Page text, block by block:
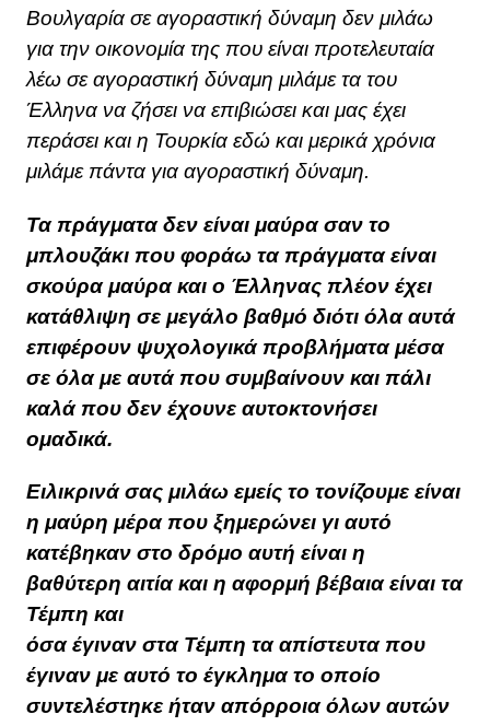
Βουλγαρία σε αγοραστική δύναμη δεν μιλάω
για την οικονομία της που είναι προτελευταία
λέω σε αγοραστική δύναμη μιλάμε τα του
Έλληνα να ζήσει να επιβιώσει και μας έχει
περάσει και η Τουρκία εδώ και μερικά χρόνια
μιλάμε πάντα για αγοραστική δύναμη.
Τα πράγματα δεν είναι μαύρα σαν το
μπλουζάκι που φοράω τα πράγματα είναι
σκούρα μαύρα και ο Έλληνας πλέον έχει
κατάθλιψη σε μεγάλο βαθμό διότι όλα αυτά
επιφέρουν ψυχολογικά προβλήματα μέσα
σε όλα με αυτά που συμβαίνουν και πάλι
καλά που δεν έχουνε αυτοκτονήσει
ομαδικά.
Ειλικρινά σας μιλάω εμείς το τονίζουμε είναι
η μαύρη μέρα που ξημερώνει γι αυτό
κατέβηκαν στο δρόμο αυτή είναι η
βαθύτερη αιτία και η αφορμή βέβαια είναι τα
Τέμπη και
όσα έγιναν στα Τέμπη τα απίστευτα που
έγιναν με αυτό το έγκλημα το οποίο
συντελέστηκε ήταν απόρροια όλων αυτών